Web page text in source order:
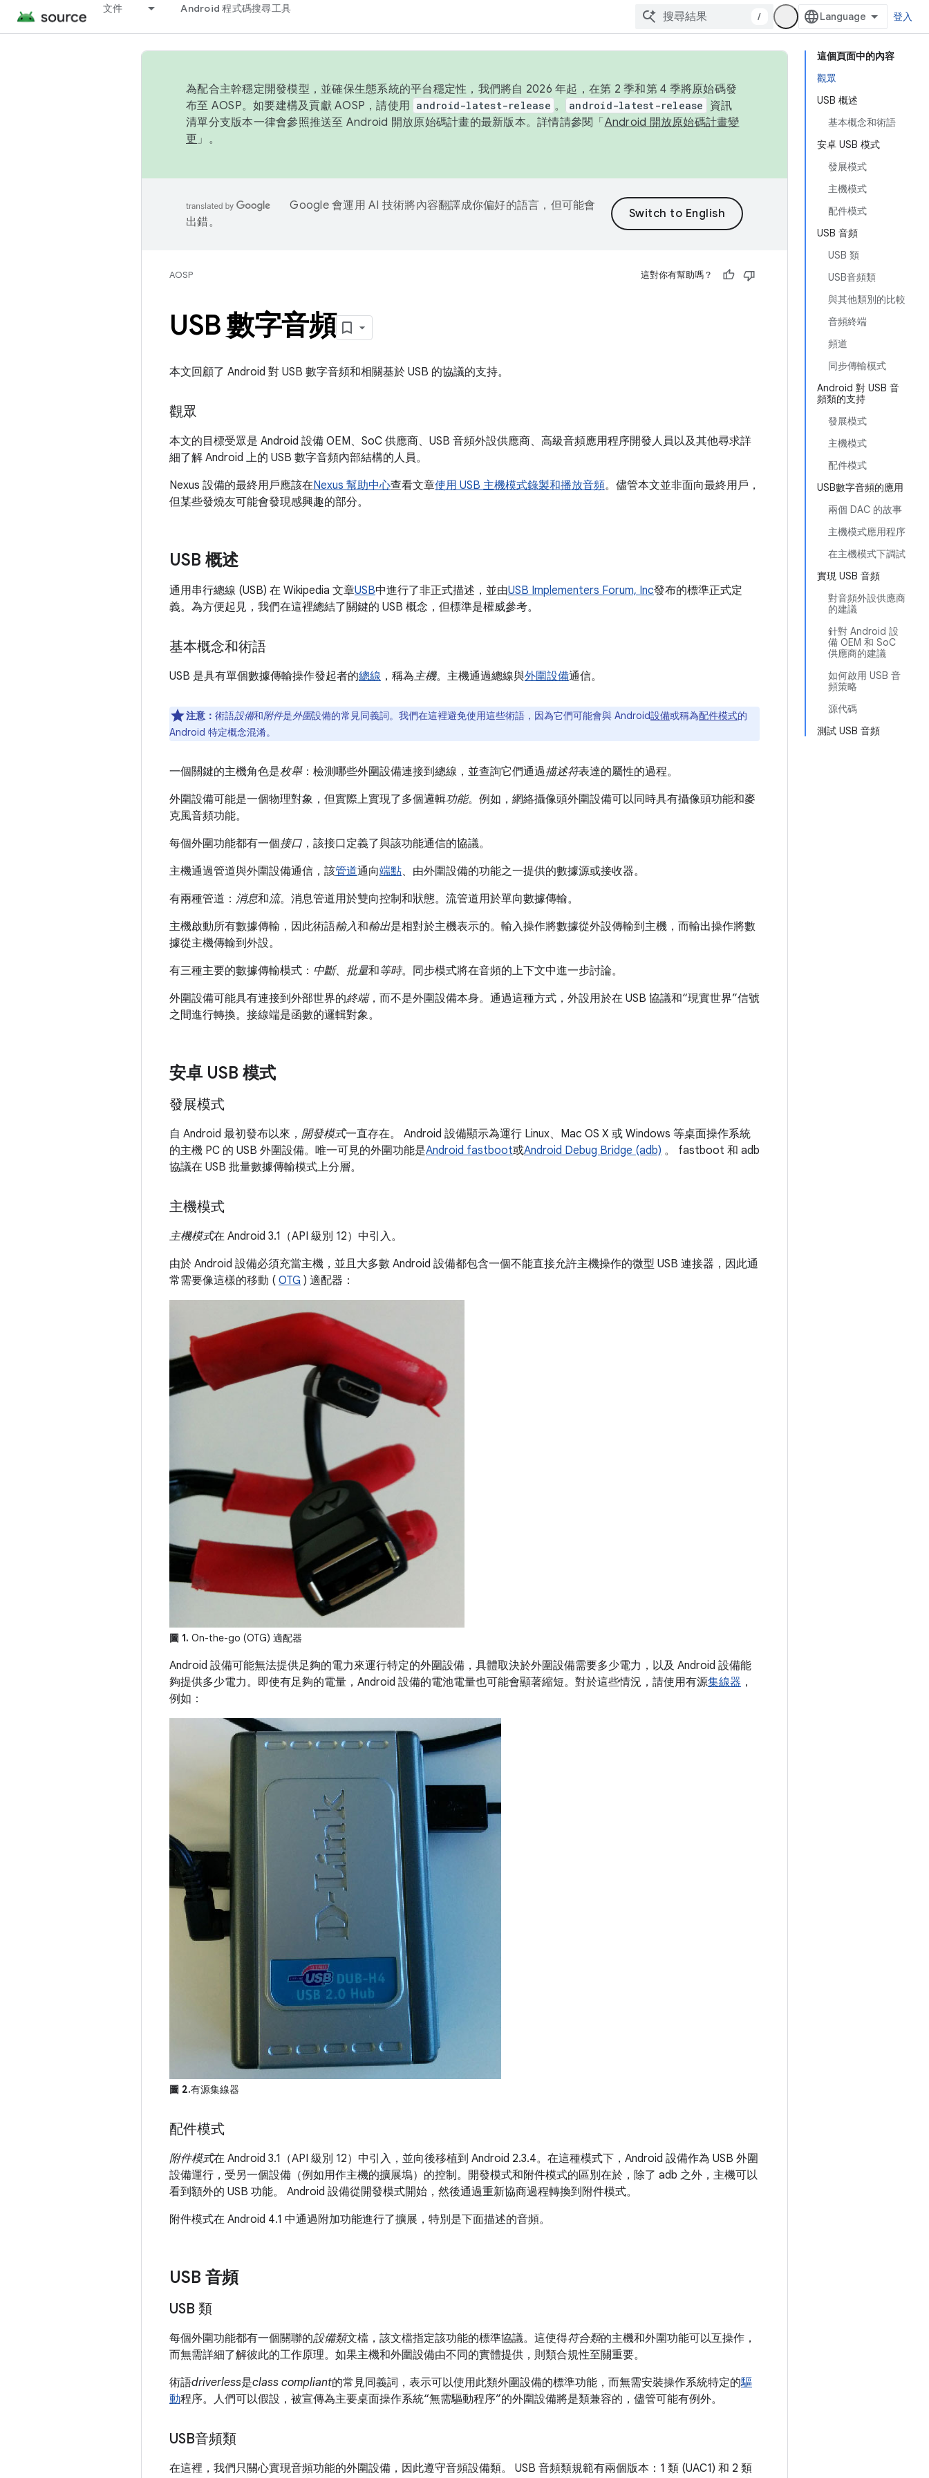
文件 Android 程式碼搜尋工具
/ 登入
這個頁面中的內容
觀眾
USB 概述
基本概念和術語
安卓 USB 模式
發展模式
主機模式
配件模式
USB 音頻
USB 類
USB音頻類
與其他類別的比較
音頻終端
頻道
同步傳輸模式
Android 對 USB 音
頻類的支持
發展模式
主機模式
配件模式
USB數字音頻的應用
兩個 DAC 的故事
主機模式應用程序
在主機模式下調試
實現 USB 音頻
對音頻外設供應商
的建議
針對 Android 設
備 OEM 和 SoC
供應商的建議
如何啟用 USB 音
頻策略
源代碼
測試 USB 音頻
為配合主幹穩定開發模型，並確保生態系統的平台穩定性，我們將自 2026 年起，在第 2 季和第 4 季將原始碼發
布至 AOSP。如要建構及貢獻 AOSP，請使用 android-latest-release 。 android-latest-release
資訊
清單分支版本一律會參照推送至 Android 開放原始碼計畫的最新版本。詳情請參閱「 Android 開放原始碼計畫變
更 」。
Google 會運用 AI 技術將內容翻譯成你偏好的語言，但可能會
出錯。
AOSP 這對你有幫助嗎？
USB 數字音頻
本文回顧了 Android 對 USB 數字音頻和相關基於 USB 的協議的支持。
觀眾
本文的目標受眾是 Android 設備 OEM、SoC 供應商、USB 音頻外設供應商、高級音頻應用程序開發人員以及其他尋求詳
細了解 Android 上的 USB 數字音頻內部結構的人員。
Nexus 設備的最終用戶應該在Nexus 幫助中心查看文章使用 USB 主機模式錄製和播放音頻。儘管本文並非面向最終用戶，
但某些發燒友可能會發現感興趣的部分。
USB 概述
通用串行總線 (USB) 在 Wikipedia 文章USB中進行了非正式描述，並由USB Implementers Forum, Inc發布的標準正式定
義。為方便起見，我們在這裡總結了關鍵的 USB 概念，但標準是權威參考。
基本概念和術語
USB 是具有單個數據傳輸操作發起者的總線 ，稱為主機。主機通過總線與外圍設備通信。
注意： 術語設備和附件是外圍設備的常見同義詞。我們在這裡避免使用這些術語，因為它們可能會與 Android設備或稱為配件模式的
Android 特定概念混淆。
一個關鍵的主機角色是枚舉：檢測哪些外圍設備連接到總線，並查詢它們通過描述符表達的屬性的過程。
外圍設備可能是一個物理對象，但實際上實現了多個邏輯功能。例如，網絡攝像頭外圍設備可以同時具有攝像頭功能和麥
克風音頻功能。
每個外圍功能都有一個接口 ，該接口定義了與該功能通信的協議。
主機通過管道與外圍設備通信，該管道通向端點、由外圍設備的功能之一提供的數據源或接收器。
有兩種管道： 消息和流。消息管道用於雙向控制和狀態。流管道用於單向數據傳輸。
主機啟動所有數據傳輸，因此術語輸入和輸出是相對於主機表示的。輸入操作將數據從外設傳輸到主機，而輸出操作將數
據從主機傳輸到外設。
有三種主要的數據傳輸模式： 中斷、 批量和等時。同步模式將在音頻的上下文中進一步討論。
外圍設備可能具有連接到外部世界的終端，而不是外圍設備本身。通過這種方式，外設用於在 USB 協議和“現實世界”信號
之間進行轉換。接線端是函數的邏輯對象。
安卓 USB 模式
發展模式
自 Android 最初發布以來， 開發模式一直存在。 Android 設備顯示為運行 Linux、Mac OS X 或 Windows 等桌面操作系統
的主機 PC 的 USB 外圍設備。唯一可見的外圍功能是Android fastboot或Android Debug Bridge (adb) 。 fastboot 和 adb
協議在 USB 批量數據傳輸模式上分層。
主機模式
主機模式在 Android 3.1（API 級別 12）中引入。
由於 Android 設備必須充當主機，並且大多數 Android 設備都包含一個不能直接允許主機操作的微型 USB 連接器，因此通
常需要像這樣的移動 ( OTG ) 適配器：
圖 1. On-the-go (OTG) 適配器
Android 設備可能無法提供足夠的電力來運行特定的外圍設備，具體取決於外圍設備需要多少電力，以及 Android 設備能
夠提供多少電力。即使有足夠的電量，Android 設備的電池電量也可能會顯著縮短。對於這些情況，請使用有源集線器 ，
例如：
圖 2.有源集線器
配件模式
附件模式在 Android 3.1（API 級別 12）中引入，並向後移植到 Android 2.3.4。在這種模式下，Android 設備作為 USB 外圍
設備運行，受另一個設備（例如用作主機的擴展塢）的控制。開發模式和附件模式的區別在於，除了 adb 之外，主機可以
看到額外的 USB 功能。 Android 設備從開發模式開始，然後通過重新協商過程轉換到附件模式。
附件模式在 Android 4.1 中通過附加功能進行了擴展，特別是下面描述的音頻。
USB 音頻
USB 類
每個外圍功能都有一個關聯的設備類文檔，該文檔指定該功能的標準協議。這使得符合類的主機和外圍功能可以互操作，
而無需詳細了解彼此的工作原理。如果主機和外圍設備由不同的實體提供，則類合規性至關重要。
術語driverless是class compliant的常見同義詞，表示可以使用此類外圍設備的標準功能，而無需安裝操作系統特定的驅
動程序。人們可以假設，被宣傳為主要桌面操作系統“無需驅動程序”的外圍設備將是類兼容的，儘管可能有例外。
USB音頻類
在這裡，我們只關心實現音頻功能的外圍設備，因此遵守音頻設備類。 USB 音頻類規範有兩個版本：1 類 (UAC1) 和 2 類